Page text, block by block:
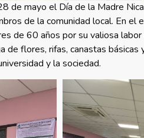
de mayo el Día de la Madre
de la comunidad local. En
de 60 años por su valiosa
de flores, rifas, canastas
y la sociedad.